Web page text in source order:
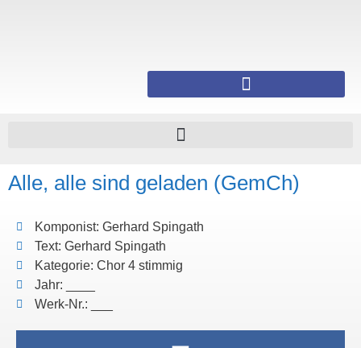
Alle, alle sind geladen (GemCh)
Komponist: Gerhard Spingath
Text: Gerhard Spingath
Kategorie: Chor 4 stimmig
Jahr: ____
Werk-Nr.: ___